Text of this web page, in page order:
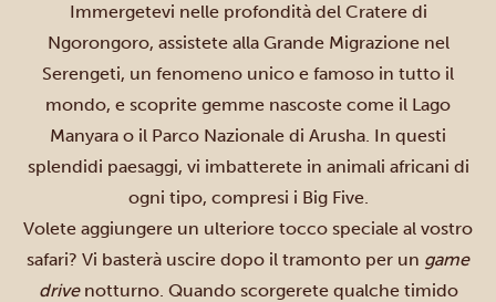
Immergetevi nelle profondità del Cratere di
Ngorongoro, assistete alla Grande Migrazionenel
Serengeti, un fenomeno unico e famoso in tutto il
mondo, e scoprite gemme nascoste come il Lago
Manyara o il Parco Nazionale di Arusha. In questi
splendidi paesaggi, vi imbatterete in animali africani di
ogni tipo, compresi i Big Five.
Volete aggiungere un ulteriore tocco speciale al vostro
safari? Vi basterà uscire dopo il tramonto per un game
drivenotturno. Quando scorgerete qualche timido